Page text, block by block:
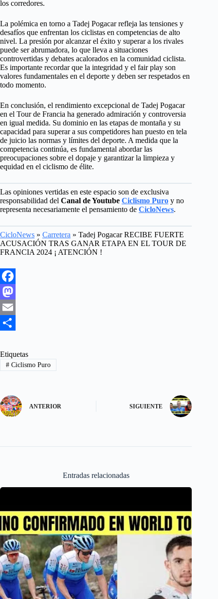
los corredores.
La polémica en torno a Tadej Pogacar refleja las tensiones y
desafíos que enfrentan los ciclistas en competencias de alto
nivel. La presión por alcanzar el éxito y superar a los rivales
puede ser abrumadora, lo que lleva a situaciones
controvertidas y debates acalorados en la comunidad ciclista.
Es importante recordar que la integridad y el fair play son
valores fundamentales en el deporte y deben ser respetados en
todo momento.
En conclusión, el rendimiento excepcional de Tadej Pogacar
en el Tour de Francia ha generado admiración y controversia
en igual medida. Su dominio en las etapas de montaña y su
capacidad para superar a sus competidores han puesto en tela
de juicio las normas y límites del deporte. A medida que la
competencia continúa, es fundamental abordar las
preocupaciones sobre el dopaje y garantizar la limpieza y
equidad en el ciclismo de élite.
Las opiniones vertidas en este espacio son de exclusiva
responsabilidad del Canal de Youtube Ciclismo Puro y no
representa necesariamente el pensamiento de CicloNews.
CicloNews » Carretera » Tadej Pogacar RECIBE FUERTE
ACUSACIÓN TRAS GANAR ETAPA EN EL TOUR DE
FRANCIA 2024 ¡ ATENCIÓN !
F
a
c
b
o
k
M
a
t
o
o
n
E
a
i
h
a
e
Etiquetas
#Ciclismo Puro
ANTERIOR SIGUIENTE
Entradas relacionadas